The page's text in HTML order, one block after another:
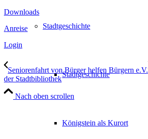
Stadtgeschichte
Stadtgeschichte
Königstein als Kurort
Downloads
Anreise
Login
Seniorenfahrt von Bürger helfen Bürgern e.V.
der Stadtbibliothek
Nach oben scrollen